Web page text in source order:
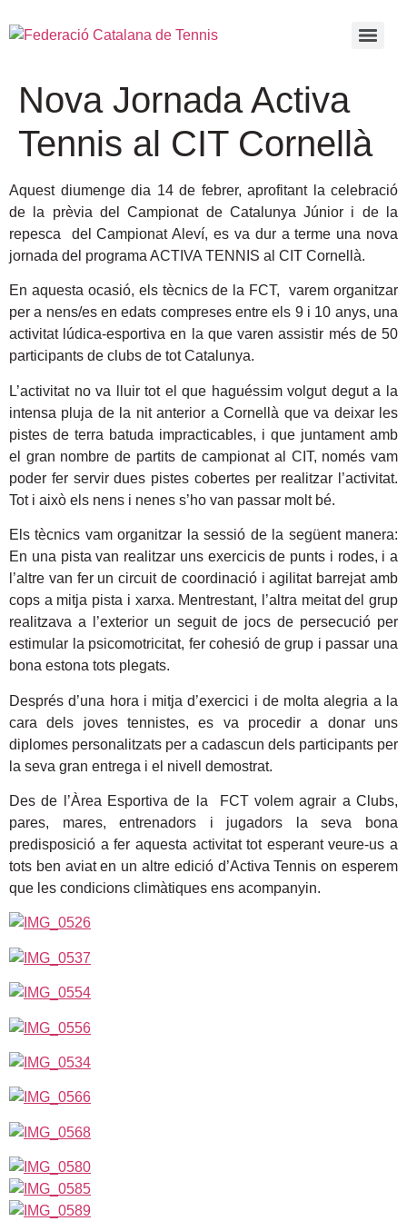
Nova Jornada Activa
Tennis al CIT Cornellà
Aquest diumenge dia 14 de febrer, aprofitant la celebració
de la prèvia del Campionat de Catalunya Júnior i de la
repesca del Campionat Aleví, es va dur a terme una nova
jornada del programa ACTIVA TENNIS al CIT Cornellà.
En aquesta ocasió, els tècnics de la FCT, varem organitzar
per a nens/es en edats compreses entre els 9 i 10 anys, una
activitat lúdica-esportiva en la que varen assistir més de 50
participants de clubs de tot Catalunya.
L’activitat no va lluir tot el que haguéssim volgut degut a la
intensa pluja de la nit anterior a Cornellà que va deixar les
pistes de terra batuda impracticables, i que juntament amb
el gran nombre de partits de campionat al CIT, només vam
poder fer servir dues pistes cobertes per realitzar l’activitat.
Tot i això els nens i nenes s’ho van passar molt bé.
Els tècnics vam organitzar la sessió de la següent manera:
En una pista van realitzar uns exercicis de punts i rodes, i a
l’altre van fer un circuit de coordinació i agilitat barrejat amb
cops a mitja pista i xarxa. Mentrestant, l’altra meitat del grup
realitzava a l’exterior un seguit de jocs de persecució per
estimular la psicomotricitat, fer cohesió de grup i passar una
bona estona tots plegats.
Després d’una hora i mitja d’exercici i de molta alegria a la
cara dels joves tennistes, es va procedir a donar uns
diplomes personalitzats per a cadascun dels participants per
la seva gran entrega i el nivell demostrat.
Des de l’Àrea Esportiva de la FCT volem agrair a Clubs,
pares, mares, entrenadors i jugadors la seva bona
predisposició a fer aquesta activitat tot esperant veure-us a
tots ben aviat en un altre edició d’Activa Tennis on esperem
que les condicions climàtiques ens acompanyin.